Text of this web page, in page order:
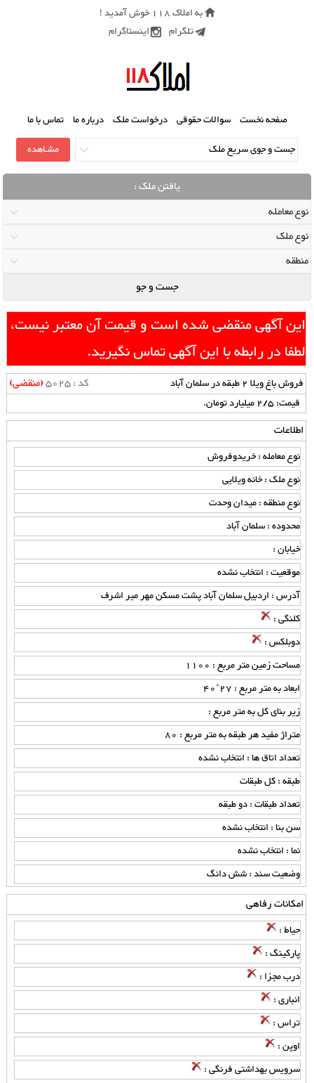
به املاک 118 خوش آمدید !
تلگرام
اینستاگرام
صفحه نخست سوالات حقوقی درخواست ملک درباره ما تماس با ما
یافتن ملک :
این آگهی منقضی شده است و قیمت آن معتبر نیست،
لطفا در رابطه با این آگهی تماس نگیرید.
فروش باغ ویلا 2 طبقه در سلمان آباد کد : 5025 (منقضی)
قیمت: 2/5 میلیارد تومان.
اطلاعات
نوع معامله : خریدوفروش
نوع ملک : خانه ویلایی
نوع منطقه : میدان وحدت
محدوده : سلمان آباد
خیابان :
موقعیت : انتخاب نشده
آدرس : اردبیل سلمان آباد پشت مسکن مهر میر اشرف
کلنگی :
دوبلکس :
مساحت زمین متر مربع : 1100
ابعاد به متر مربع : 27*40
زیر بنای کل به متر مربع :
متراژ مفید هر طبقه به متر مربع : 80
تعداد اتاق ها : انتخاب نشده
طبقه : کل طبقات
تعداد طبقات : دو طبقه
سن بنا : انتخاب نشده
نما : انتخاب نشده
وضعیت سند : شش دانگ
امکانات رفاهی
حیاط :
پارکینگ :
درب مجزا :
انباری :
تراس :
اوپن :
سرویس بهداشتی فرنگی :